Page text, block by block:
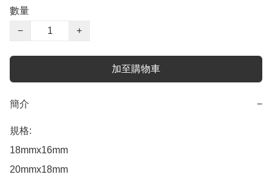
數量
−
+
加至購物車
簡介 −
規格:
18mmx16mm
20mmx18mm